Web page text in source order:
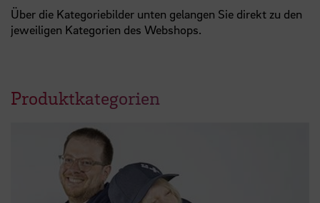
Über die Kategoriebilder unten gelangen Sie direkt zu den
jeweiligen Kategorien des Webshops.
Produktkategorien